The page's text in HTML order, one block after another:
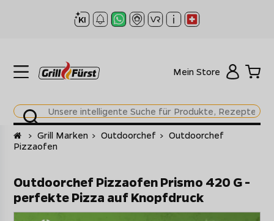
Mein Store
Startseite
> Grill Marken > Outdoorchef > Outdoorchef
Pizzaofen
Outdoorchef Pizzaofen Prismo 420 G -
perfekte Pizza auf Knopfdruck